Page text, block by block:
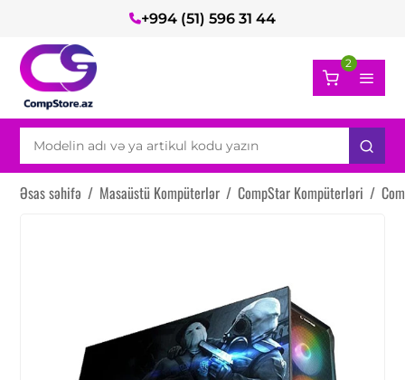
+994 (51) 596 31 44
2
Əsas səhifə / Masaüstü Kompüterlər / CompStar Kompüterləri /